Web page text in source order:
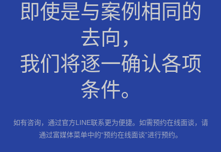
即使是与案例相同的
去向，
我们将逐一确认各项
条件。
如有咨询，通过官方LINE联系更为便捷。如需预约在线面谈，请
通过富媒体菜单中的“预约在线面谈”进行预约。